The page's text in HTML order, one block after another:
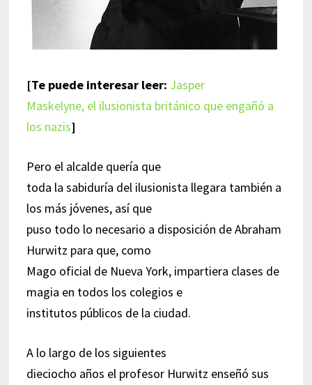
[Te puede interesar leer: Jasper
Maskelyne, el ilusionista británico que engañó a
los nazis]
Pero el alcalde quería que
toda la sabiduría del ilusionista llegara también a
los más jóvenes, así que
puso todo lo necesario a disposición de Abraham
Hurwitz para que, como
Mago oficial de Nueva York, impartiera clases de
magia en todos los colegios e
institutos públicos de la ciudad.
A lo largo de los siguientes
dieciocho años el profesor Hurwitz enseñó sus